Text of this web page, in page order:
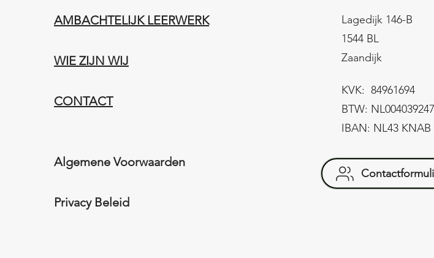
AMBACHTELIJK LEERWERK​
WIE ZIJN WIJ​​
CONTACT
Algemene Voorwaarden
Privacy Beleid
Lagedijk 146-B
1544 BL
Zaandijk
KVK: 84961694
BTW:
IBAN: NL43 KNAB